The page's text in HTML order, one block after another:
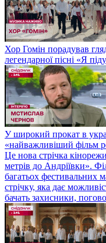
Хор Гомін порадував
легендарної пісні «Я
У широкий прокат в
«найважливіший фільм
Це нова стрічка
метрів до Андріївки».
багатьох фестивальних
стрічку, яка дає
бачать захисники,